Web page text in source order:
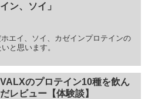
イン、ソイ」
エイ、ソイ、カゼインプロテインの
と思います。
VALXのプロテイン10種を飲ん
だレビュー【体験談】